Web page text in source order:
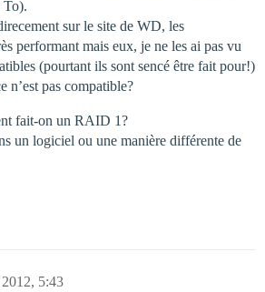
To).
sur le site de WD, les
performant mais eux, je ne les ai pas vu
(pourtant ils sont sencé être fait pour!)
n’est pas compatible?
fait-on un RAID 1?
un logiciel ou une manière différente de
5:43